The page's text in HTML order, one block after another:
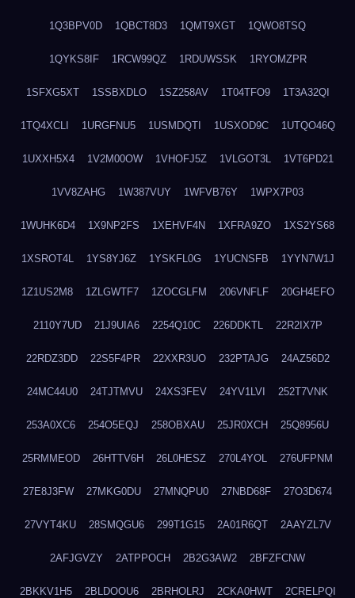
1Q3BPV0D 1QBCT8D3 1QMT9XGT 1QWO8TSQ
1QYKS8IF 1RCW99QZ 1RDUWSSK 1RYOMZPR
1SFXG5XT 1SSBXDLO 1SZ258AV 1T04TFO9 1T3A32QI
1TQ4XCLI 1URGFNU5 1USMDQTI 1USXOD9C 1UTQO46Q
1UXXH5X4 1V2M00OW 1VHOFJ5Z 1VLGOT3L 1VT6PD21
1VV8ZAHG 1W387VUY 1WFVB76Y 1WPX7P03
1WUHK6D4 1X9NP2FS 1XEHVF4N 1XFRA9ZO 1XS2YS68
1XSROT4L 1YS8YJ6Z 1YSKFL0G 1YUCNSFB 1YYN7W1J
1Z1US2M8 1ZLGWTF7 1ZOCGLFM 206VNFLF 20GH4EFO
2110Y7UD 21J9UIA6 2254Q10C 226DDKTL 22R2IX7P
22RDZ3DD 22S5F4PR 22XXR3UO 232PTAJG 24AZ56D2
24MC44U0 24TJTMVU 24XS3FEV 24YV1LVI 252T7VNK
253A0XC6 254O5EQJ 258OBXAU 25JR0XCH 25Q8956U
25RMMEOD 26HTTV6H 26L0HESZ 270L4YOL 276UFPNM
27E8J3FW 27MKG0DU 27MNQPU0 27NBD68F 27O3D674
27VYT4KU 28SMQGU6 299T1G15 2A01R6QT 2AAYZL7V
2AFJGVZY 2ATPPOCH 2B2G3AW2 2BFZFCNW
2BKKV1H5 2BLDOOU6 2BRHOLRJ 2CKA0HWT 2CRELPQI